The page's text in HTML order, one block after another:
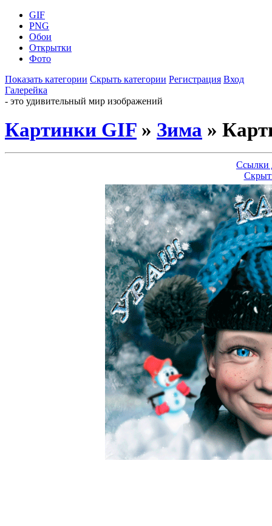
GIF
PNG
Обои
Открытки
Фото
Показать категории Скрыть категории Регистрация Вход
Галерейка
- это удивительный мир изображений
Картинки GIF » Зима »
Ссылки